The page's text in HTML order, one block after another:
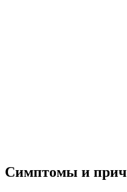
Симптомы и